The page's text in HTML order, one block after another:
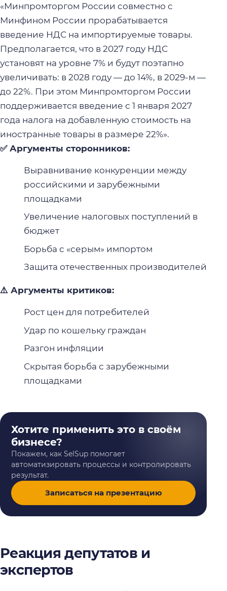
«Минпромторгом России совместно с
Минфином России прорабатывается
введение НДС на импортируемые товары.
Предполагается, что в 2027 году НДС
установят на уровне 7% и будут поэтапно
увеличивать: в 2028 году — до 14%, в 2029-м —
до 22%. При этом Минпромторгом России
поддерживается введение с 1 января 2027
года налога на добавленную стоимость на
иностранные товары в размере 22%».
✅ Аргументы сторонников:
Выравнивание конкуренции между
российскими и зарубежными
площадками
Увеличение налоговых поступлений в
бюджет
Борьба с «серым» импортом
Защита отечественных производителей
⚠️ Аргументы критиков:
Рост цен для потребителей
Удар по кошельку граждан
Разгон инфляции
Скрытая борьба с зарубежными
площадками
Хотите применить это в своём
бизнесе?
Покажем, как SelSup помогает
автоматизировать процессы и контролировать
результат.
Записаться на презентацию
Реакция депутатов и
экспертов